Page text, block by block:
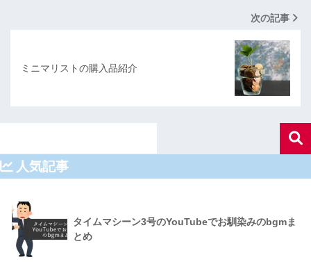
次の記事
ミニマリストの購入品紹介
人気記事
タイムマシーン3号のYouTubeでお馴染みのbgmま
とめ